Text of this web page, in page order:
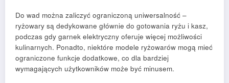
Do wad można zaliczyć ograniczoną uniwersalność –
ryżowary są dedykowane głównie do gotowania ryżu i kasz,
podczas gdy garnek elektryczny oferuje więcej możliwości
kulinarnych. Ponadto, niektóre modele ryżowarów mogą mieć
ograniczone funkcje dodatkowe, co dla bardziej
wymagających użytkowników może być minusem.